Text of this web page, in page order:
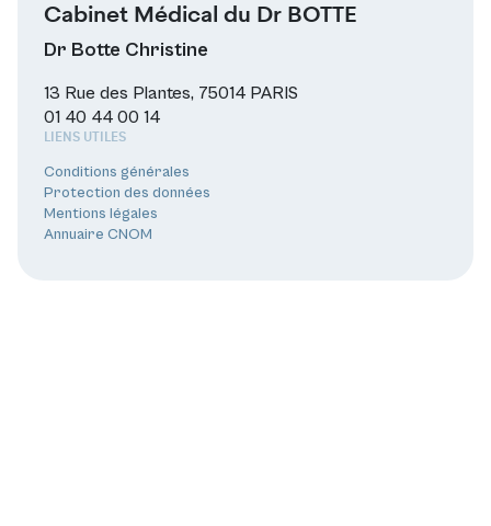
Cabinet Médical du Dr BOTTE
Dr Botte Christine
13 Rue des Plantes, 75014 PARIS
01 40 44 00 14
LIENS UTILES
Conditions générales
Protection des données
Mentions légales
Annuaire CNOM